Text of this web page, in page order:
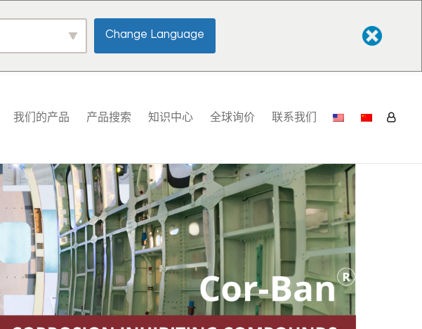
Change Language
我们的产品 产品搜索 知识中心 全球询价 联系我们